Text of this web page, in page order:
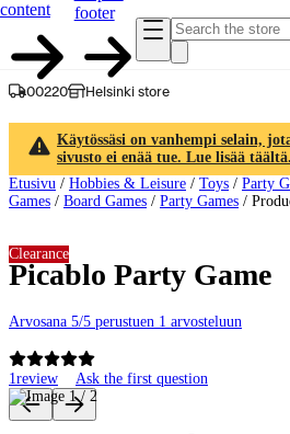
content
footer
00220 Helsinki store
Käytössäsi on vanhempi selain,
sivusto ei enää tue. Lue lisää täältä.
Etusivu / Hobbies & Leisure / Toys / Party
Games / Board Games / Party Games /
Picablo Party Game
Arvosana 5/5 perustuen 1 arvosteluun
1review Ask the first question
Clearance
Product images and videos